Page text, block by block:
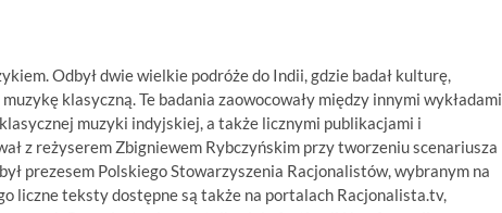
Odbył dwie wielkie podróże do Indii, gdzie badał kulturę,
klasyczną. Te badania zaowocowały między innymi wykładami
muzyki indyjskiej, a także licznymi publikacjami i
z reżyserem Zbigniewem Rybczyńskim przy tworzeniu scenariusza
prezesem Polskiego Stowarzyszenia Racjonalistów, wybranym na
liczne teksty dostępne są także na portalach Racjonalista.tv,